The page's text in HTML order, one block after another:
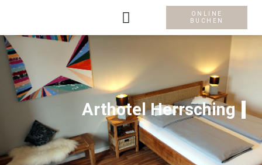
ONLINE
BUCHEN
Arthotel Herrsching